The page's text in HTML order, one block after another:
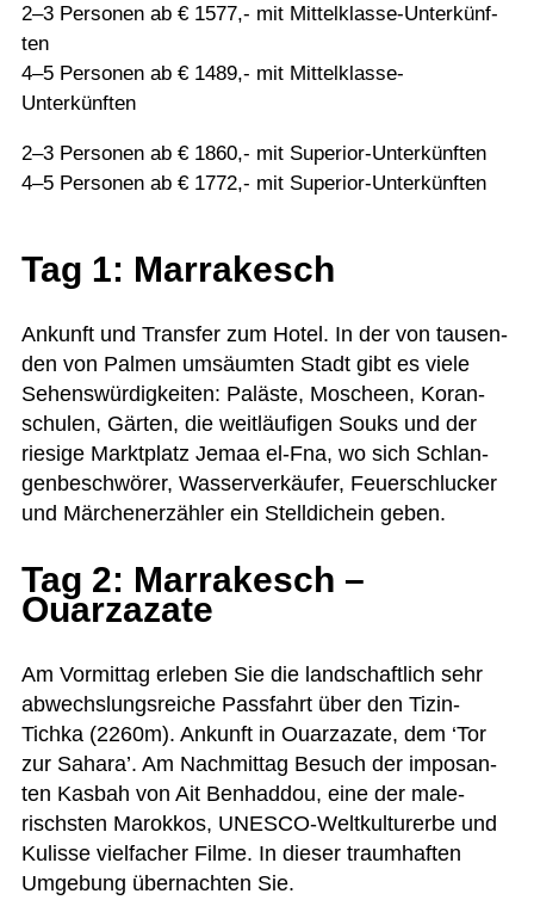
2–3 Per­so­nen ab € 1577,- mit Mit­tel­klasse-Unter­künf­
ten
4–5 Per­so­nen ab € 1489,- mit Mittelklasse-
Unterkünften
2–3 Per­so­nen ab € 1860,- mit Supe­rior-Unter­künf­ten
4–5 Per­so­nen ab € 1772,- mit Superior-Unterkünften
Tag 1: Marrakesch
Ankunft und Trans­fer zum Hotel. In der von tau­sen­
den von Pal­men umsäum­ten Stadt gibt es viele
Sehens­wür­dig­kei­ten: Paläste, Moscheen, Koran­
schu­len, Gär­ten, die weit­läu­fi­gen Souks und der
rie­sige Markt­platz Jemaa el-Fna, wo sich Schlan­
gen­be­schwö­rer, Was­ser­ver­käu­fer, Feu­er­schlu­cker
und Mär­chen­er­zäh­ler ein Stell­dich­ein geben.
Tag 2: Marrakesch –
Ouarzazate
Am Vor­mit­tag erle­ben Sie die land­schaft­lich sehr
abwechs­lungs­rei­che Pass­fahrt über den Tizin-
Tichka (2260m). Ankunft in Ouar­za­zate, dem ‘Tor
zur Sahara’. Am Nach­mit­tag Besuch der impo­san­
ten Kas­bah von Ait Ben­had­dou, eine der male­
rischs­ten Marok­kos, UNESCO-Welt­kul­tur­erbe und
Kulisse viel­fa­cher Filme. In die­ser traum­haf­ten
Umge­bung über­nach­ten Sie.